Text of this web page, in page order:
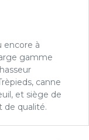
encore à
gamme
canne
et siège de
de qualité.